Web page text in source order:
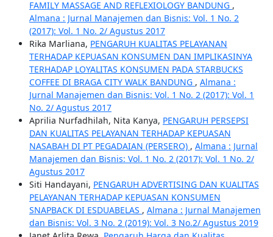
FAMILY MASSAGE AND REFLEXIOLOGY BANDUNG ,
Almana : Jurnal Manajemen dan Bisnis: Vol. 1 No. 2
(2017): Vol. 1 No. 2/ Agustus 2017
Rika Marliana, PENGARUH KUALITAS PELAYANAN
TERHADAP KEPUASAN KONSUMEN DAN IMPLIKASINYA
TERHADAP LOYALITAS KONSUMEN PADA STARBUCKS
COFFEE DI BRAGA CITY WALK BANDUNG , Almana :
Jurnal Manajemen dan Bisnis: Vol. 1 No. 2 (2017): Vol. 1
No. 2/ Agustus 2017
Aprilia Nurfadhilah, Nita Kanya, PENGARUH PERSEPSI
DAN KUALITAS PELAYANAN TERHADAP KEPUASAN
NASABAH DI PT PEGADAIAN (PERSERO) , Almana : Jurnal
Manajemen dan Bisnis: Vol. 1 No. 2 (2017): Vol. 1 No. 2/
Agustus 2017
Siti Handayani, PENGARUH ADVERTISING DAN KUALITAS
PELAYANAN TERHADAP KEPUASAN KONSUMEN
SNAPBACK DI ESDUABELAS , Almana : Jurnal Manajemen
dan Bisnis: Vol. 3 No. 2 (2019): Vol. 3 No.2/ Agustus 2019